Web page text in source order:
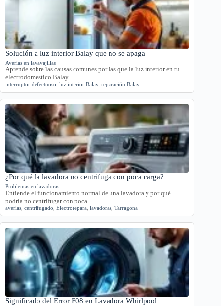
Solución a luz interior Balay que no se apaga
Averías en lavavajillas
Aprende sobre las causas comunes por las que la luz interior en tu
electrodoméstico Balay…
interruptor defectuoso luz interior Balay, reparación Balay
¿Por qué la lavadora no centrifuga con poca carga?
Problemas en lavadoras
Entiende el funcionamiento normal de una lavadora y por qué
podría no centrifugar con poca…
averías centrifugado Electrorepara lavadoras Tarragona
Significado del Error F08 en Lavadora Whirlpool